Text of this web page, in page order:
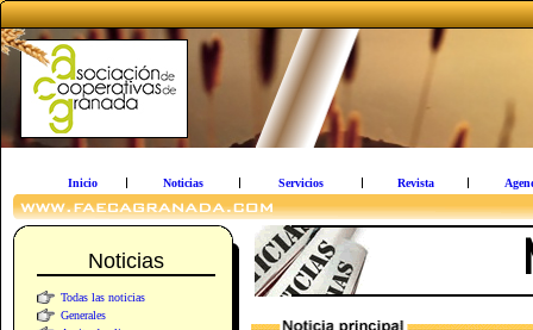
Inicio Noticias Servicios Revista
Noticias
Todas las noticias
Generales